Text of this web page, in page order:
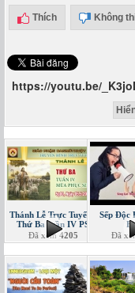
Thích Không
https://youtu.be/
Thánh Lễ Trực Tuyến -
Thứ Ba tuần IV PS
Đã xem4205
Sếp Độc
Đã